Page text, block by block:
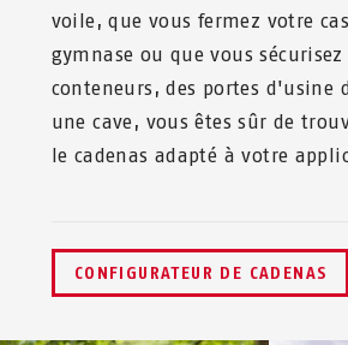
voile, que vous fermez votre
gymnase ou que vous sécurisez
conteneurs, des portes d'usine
une cave, vous êtes sûr de
le cadenas adapté à votre
CONFIGURATEUR DE CADENAS